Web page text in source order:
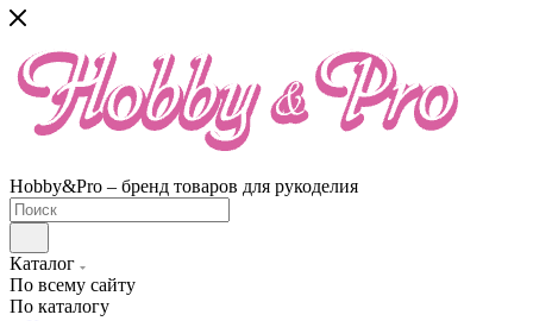
Hobby&Pro – бренд товаров для рукоделия
Каталог
По всему сайту
По каталогу